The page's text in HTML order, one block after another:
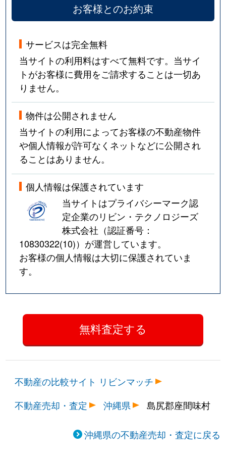
お客様とのお約束
サービスは完全無料
当サイトの利用料はすべて無料です。当サイ
トがお客様に費用をご請求することは一切あ
りません。
物件は公開されません
当サイトの利用によってお客様の不動産物件
や個人情報が許可なくネットなどに公開され
ることはありません。
個人情報は保護されています
当サイトはプライバシーマーク認
定企業のリビン・テクノロジーズ
株式会社（認証番号：
10830322(10)）が運営しています。
お客様の個人情報は大切に保護されていま
す。
不動産の比較サイト リビンマッチ
不動産売却・査定
沖縄県 島尻郡座間味村
沖縄県の不動産売却・査定に戻る